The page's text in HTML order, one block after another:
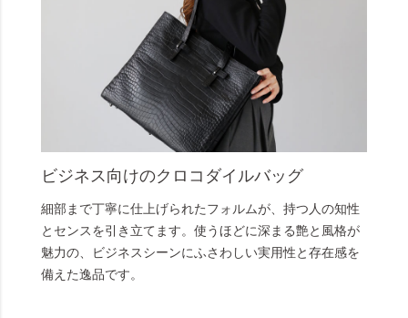
ビジネス向けのクロコダイルバッグ
細部まで丁寧に仕上げられたフォルムが、持つ人の知性
とセンスを引き立てます。使うほどに深まる艶と風格が
魅力の、ビジネスシーンにふさわしい実用性と存在感を
備えた逸品です。